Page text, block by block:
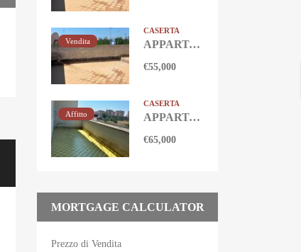
Vendita
CASERTA
APPARTAMENTO 50 MQ CON TERRAZZO Castel Volturno-Domitiana
€55,000
Affitto
CASERTA
APPARTAMENTO 80 MQ Castel Volturno
€65,000
MORTGAGE CALCULATOR
Prezzo di Vendita